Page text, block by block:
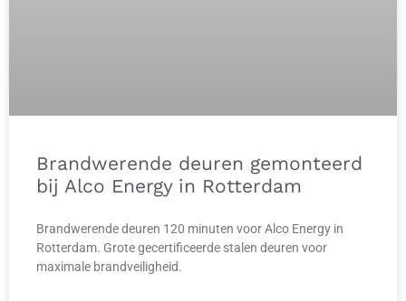
Brandwerende deuren gemonteerd
bij Alco Energy in Rotterdam
Brandwerende deuren 120 minuten voor Alco Energy in
Rotterdam. Grote gecertificeerde stalen deuren voor
maximale brandveiligheid.